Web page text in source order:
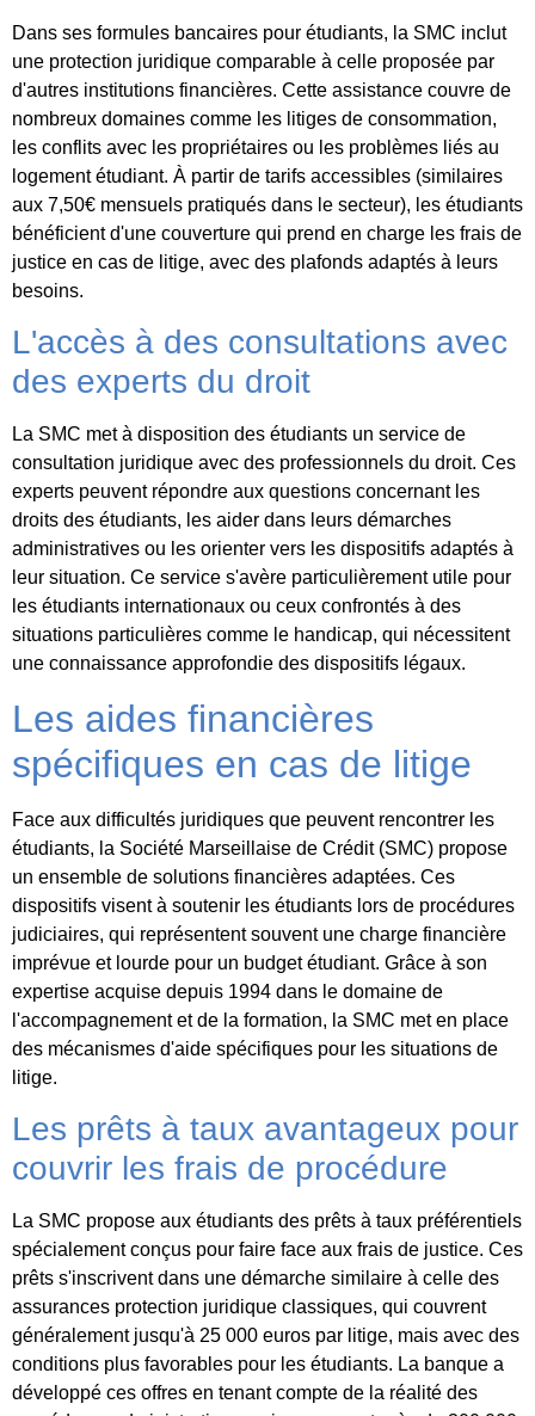
Dans ses formules bancaires pour étudiants, la SMC inclut
une protection juridique comparable à celle proposée par
d'autres institutions financières. Cette assistance couvre de
nombreux domaines comme les litiges de consommation,
les conflits avec les propriétaires ou les problèmes liés au
logement étudiant. À partir de tarifs accessibles (similaires
aux 7,50€ mensuels pratiqués dans le secteur), les étudiants
bénéficient d'une couverture qui prend en charge les frais de
justice en cas de litige, avec des plafonds adaptés à leurs
besoins.
L'accès à des consultations avec
des experts du droit
La SMC met à disposition des étudiants un service de
consultation juridique avec des professionnels du droit. Ces
experts peuvent répondre aux questions concernant les
droits des étudiants, les aider dans leurs démarches
administratives ou les orienter vers les dispositifs adaptés à
leur situation. Ce service s'avère particulièrement utile pour
les étudiants internationaux ou ceux confrontés à des
situations particulières comme le handicap, qui nécessitent
une connaissance approfondie des dispositifs légaux.
Les aides financières
spécifiques en cas de litige
Face aux difficultés juridiques que peuvent rencontrer les
étudiants, la Société Marseillaise de Crédit (SMC) propose
un ensemble de solutions financières adaptées. Ces
dispositifs visent à soutenir les étudiants lors de procédures
judiciaires, qui représentent souvent une charge financière
imprévue et lourde pour un budget étudiant. Grâce à son
expertise acquise depuis 1994 dans le domaine de
l'accompagnement et de la formation, la SMC met en place
des mécanismes d'aide spécifiques pour les situations de
litige.
Les prêts à taux avantageux pour
couvrir les frais de procédure
La SMC propose aux étudiants des prêts à taux préférentiels
spécialement conçus pour faire face aux frais de justice. Ces
prêts s'inscrivent dans une démarche similaire à celle des
assurances protection juridique classiques, qui couvrent
généralement jusqu'à 25 000 euros par litige, mais avec des
conditions plus favorables pour les étudiants. La banque a
développé ces offres en tenant compte de la réalité des